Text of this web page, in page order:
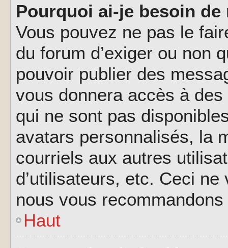
Pourquoi ai-je besoin
Vous pouvez ne pas le
du forum d’exiger ou non
pouvoir publier des
vous donnera accès à
qui ne sont pas
avatars personnalisés, la
courriels aux autres
d’utilisateurs, etc. Ceci
nous vous
Haut